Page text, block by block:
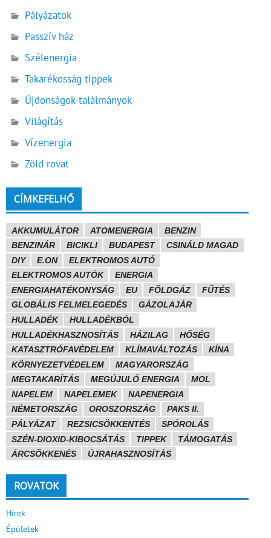
Pályázatok
Passzív ház
Szélenergia
Takarékosság tippek
Újdonságok-találmányok
Világítás
Vízenergia
Zöld rovat
CÍMKEFELHŐ
AKKUMULÁTOR ATOMENERGIA
BENZIN
BENZINÁR
BICIKLI BUDAPEST
CSINÁLD MAGAD
DIY
E.ON
ELEKTROMOS AUTÓ
ELEKTROMOS AUTÓK
ENERGIA
ENERGIAHATÉKONYSÁG
EU FÖLDGÁZ
FŰTÉS
GLOBÁLIS FELMELEGEDÉS
GÁZOLAJÁR
HULLADÉK
HULLADÉKBÓL
HULLADÉKHASZNOSÍTÁS
HÁZILAG
HŐSÉG
KATASZTRÓFAVÉDELEM
KLÍMAVÁLTOZÁS
KÍNA
KÖRNYEZETVÉDELEM
MAGYARORSZÁG
MEGTAKARÍTÁS
MEGÚJULÓ ENERGIA
MOL
NAPELEM
NAPELEMEK
NAPENERGIA
NÉMETORSZÁG
OROSZORSZÁG
PAKS II.
PÁLYÁZAT
REZSICSÖKKENTÉS
SPÓROLÁS
SZÉN-DIOXID-KIBOCSÁTÁS
TIPPEK
TÁMOGATÁS
ÁRCSÖKKENÉS
ÚJRAHASZNOSÍTÁS
ROVATOK
Hírek
Épületek